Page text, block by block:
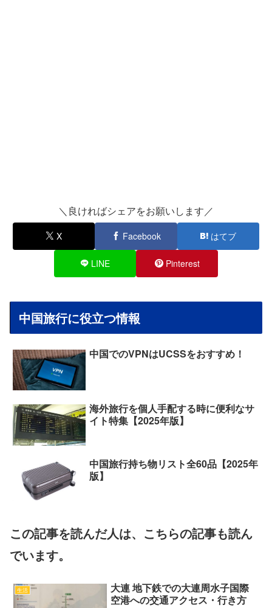
＼良ければシェアをお願いします／
X Facebook はてブ
LINE Pinterest
中国旅行に役立つ情報
中国でのVPNはUCSSをおすすめ！
海外旅行を個人手配する時に便利なサ
イト特集【2025年版】
中国旅行持ち物リスト全60品【2025年
版】
この記事を読んだ人は、こちらの記事も読ん
でいます。
生活
大連 地下鉄での大連周水子国際
空港への交通アクセス・行き方